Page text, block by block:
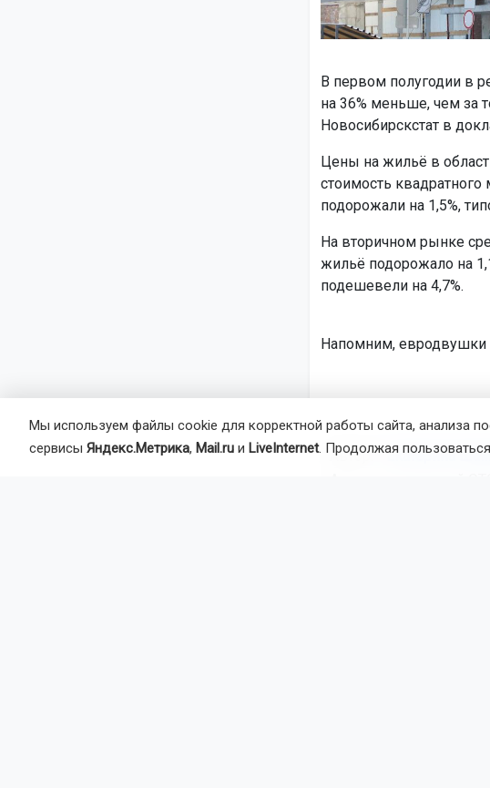
В первом полугодии в
на 36% меньше, чем за
Новосибирскстат в
Цены на жильё в
стоимость
подорожали на 1,5%,
На вторичном рынке
жильё подорожало на
подешевели на 4,7%.
Напомним, евродвушки
Автор: Екатерина
Мы используем файлы cookie для корректной работы сайта, анализа
сервисы Яндекс.Метрика, Mail.ru и LiveInternet. Продолжая